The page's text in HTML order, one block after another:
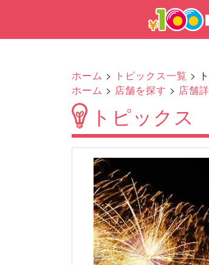
ホーム > トピックス一覧 >
ホーム > 店舗を探す > 店舗
トピックス